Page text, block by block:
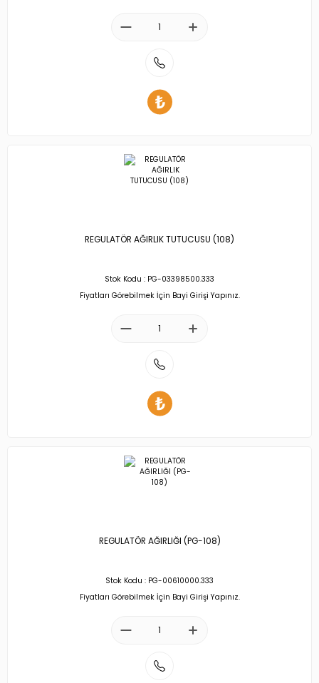
REGULATÖR AĞIRLIK TUTUCUSU (108)
Stok Kodu : PG-03398500.333
Fiyatları Görebilmek İçin Bayi Girişi Yapınız.
REGULATÖR AĞIRLIĞI (PG-108)
Stok Kodu : PG-00610000.333
Fiyatları Görebilmek İçin Bayi Girişi Yapınız.